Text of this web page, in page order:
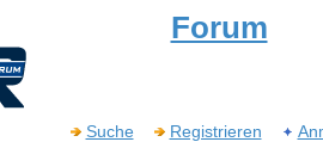
Forum
Suche Registrieren